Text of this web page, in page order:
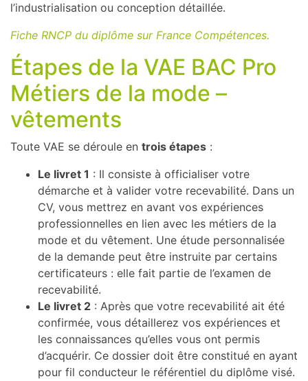
l’industrialisation ou conception détaillée.
Fiche RNCP du diplôme sur France Compétences.
Étapes de la VAE BAC Pro
Métiers de la mode –
vêtements
Toute VAE se déroule en trois étapes :
Le livret 1 : Il consiste à officialiser votre
démarche et à valider votre recevabilité. Dans un
CV, vous mettrez en avant vos expériences
professionnelles en lien avec les métiers de la
mode et du vêtement. Une étude personnalisée
de la demande peut être instruite par certains
certificateurs : elle fait partie de l’examen de
recevabilité.
Le livret 2 : Après que votre recevabilité ait été
confirmée, vous détaillerez vos expériences et
les connaissances qu’elles vous ont permis
d’acquérir. Ce dossier doit être constitué en ayant
pour fil conducteur le référentiel du diplôme visé.